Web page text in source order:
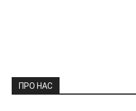
ПРО НАС